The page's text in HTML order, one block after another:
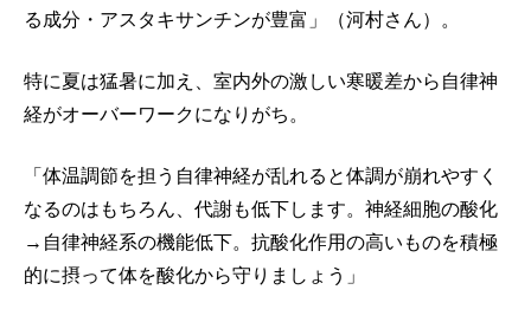
る成分・アスタキサンチンが豊富」（河村さん）。
特に夏は猛暑に加え、室内外の激しい寒暖差から自律神
経がオーバーワークになりがち。
「体温調節を担う自律神経が乱れると体調が崩れやすく
なるのはもちろん、代謝も低下します。神経細胞の酸化
→自律神経系の機能低下。抗酸化作用の高いものを積極
的に摂って体を酸化から守りましょう」